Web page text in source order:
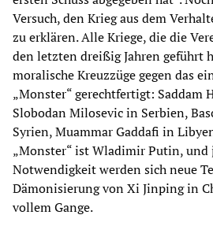
Versuch, den Krieg aus dem
zu erklären. Alle Kriege, die die
den letzten dreißig Jahren geführt
moralische Kreuzzüge gegen das
„Monster“ gerechtfertigt: Saddam
Slobodan Milosevic in Serbien,
Syrien, Muammar Gaddafi in
„Monster“ ist Wladimir Putin, und
Notwendigkeit werden sich neue
Dämonisierung von Xi Jinping in
vollem Gange.